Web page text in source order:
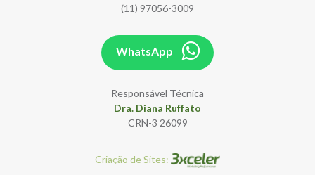
(11) 97056-3009
WhatsApp
Responsável Técnica
Dra. Diana Ruffato
CRN-3 26099
Criação de Sites: